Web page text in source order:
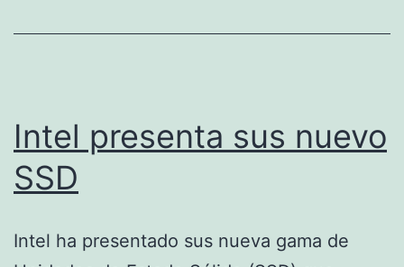
Intel presenta sus nuevo
SSD
Intel ha presentado sus nueva gama de